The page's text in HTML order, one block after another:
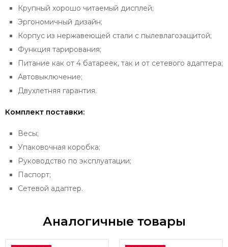
Крупный хорошо читаемый дисплей;
Эргономичный дизайн;
Корпус из нержавеющей стали с пылевлагозащитой;
Функция тарирования;
Питание как от 4 батареек, так и от сетевого адаптера;
Автовыключение;
Двухлетняя гарантия.
Комплект поставки:
Весы;
Упаковочная коробка;
Руководство по эксплуатации;
Паспорт;
Сетевой адаптер.
Аналогичные товары